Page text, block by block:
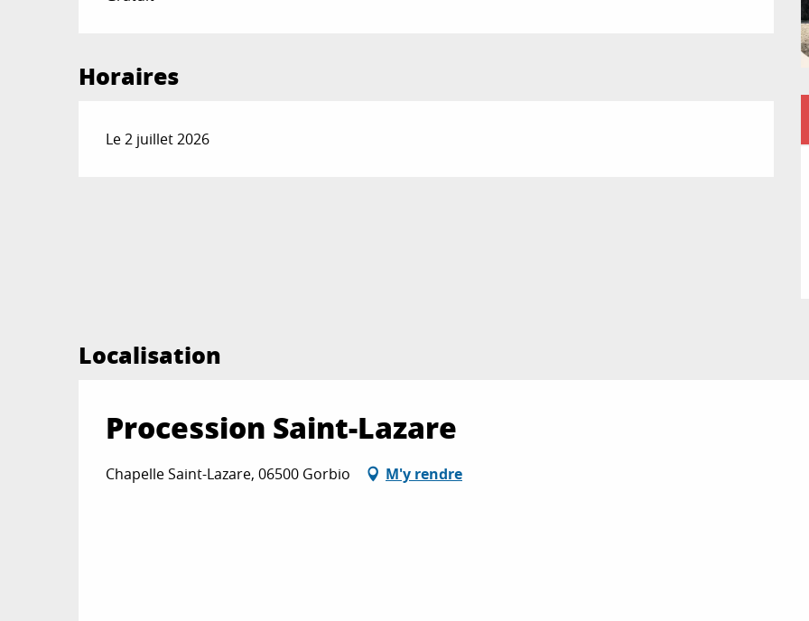
Horaires
Le 2 juillet 2026
Localisation
Procession Saint-Lazare
Chapelle Saint-Lazare, 06500 Gorbio M'y rendre